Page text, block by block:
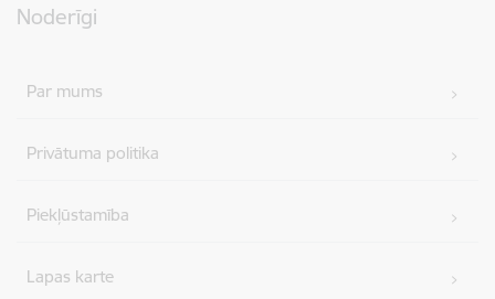
Noderīgi
Par mums
Privātuma politika
Piekļūstamība
Lapas karte